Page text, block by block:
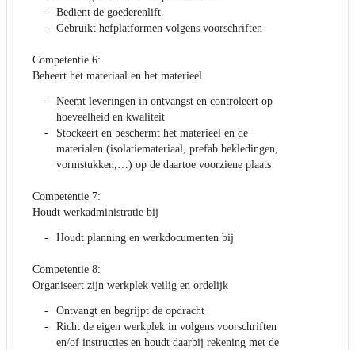
Bedient de goederenlift
Gebruikt hefplatformen volgens voorschriften
Competentie 6:
Beheert het materiaal en het materieel
Neemt leveringen in ontvangst en controleert op
hoeveelheid en kwaliteit
Stockeert en beschermt het materieel en de
materialen (isolatiemateriaal, prefab bekledingen,
vormstukken,…) op de daartoe voorziene plaats
Competentie 7:
Houdt werkadministratie bij
Houdt planning en werkdocumenten bij
Competentie 8:
Organiseert zijn werkplek veilig en ordelijk
Ontvangt en begrijpt de opdracht
Richt de eigen werkplek in volgens voorschriften
en/of instructies en houdt daarbij rekening met de